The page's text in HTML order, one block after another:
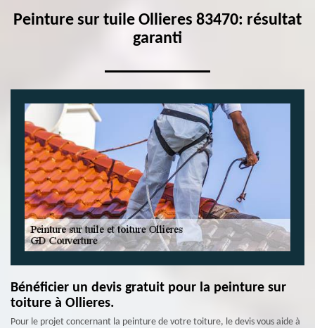
Peinture sur tuile Ollieres 83470: résultat
garanti
Bénéficier un devis gratuit pour la peinture sur
toiture à Ollieres.
Pour le projet concernant la peinture de votre toiture, le devis vous aide à